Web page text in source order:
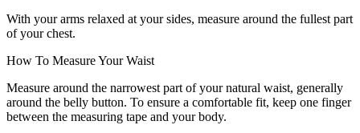
With your arms relaxed at your sides, measure around the fullest part
of your chest.
How To Measure Your Waist
Measure around the narrowest part of your natural waist, generally
around the belly button. To ensure a comfortable fit, keep one finger
between the measuring tape and your body.